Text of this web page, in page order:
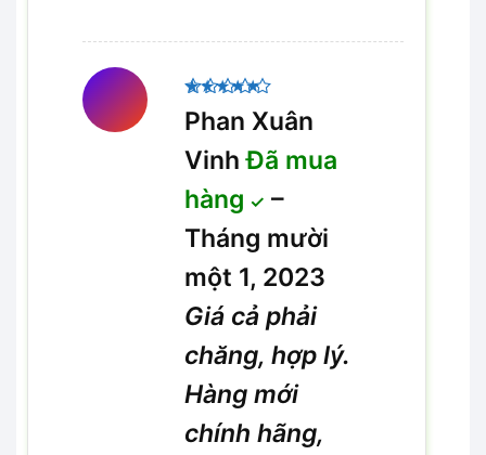
Được xếp
hạng5 5
sao
Phan Xuân
VinhĐã mua
hàng
–
Tháng mười
một 1, 2023
Giá cả phải
chăng, hợp lý.
Hàng mới
chính hãng,